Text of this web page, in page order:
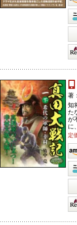
著
知
た
が
に